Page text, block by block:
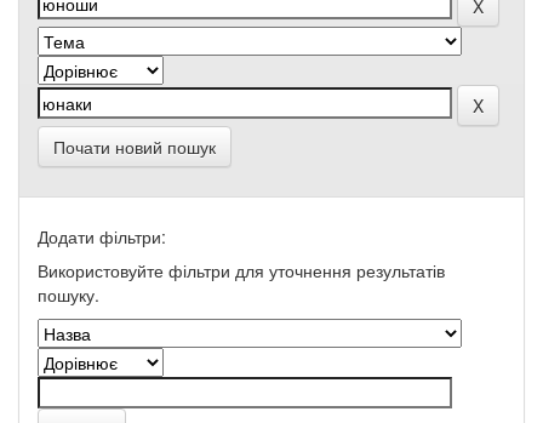
Почати новий пошук
Додати фільтри:
Використовуйте фільтри для уточнення результатів
пошуку.